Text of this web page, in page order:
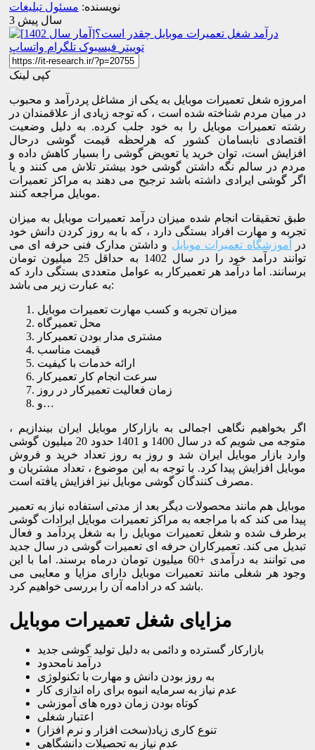
نویسنده: مسئول تبلیغات
3 سال پیش
توییتر فیسبوک تلگرام واتساپ
کپی لینک
امروزه شغل تعمیرات موبایل به یکی از مشاغل پردرآمد و محبوب
در میان مردم شناخته شده است ، که توجه زیادی از علاقمندان در
رشته تعمیرات موبایل را به خود جلب کرده. به دلیل وضعیت
اقتصادی نابسامان کشور که هرلحظه قیمت گوشی درحال
افزایش است، توان خرید یا تعویض گوشی را بسیار کاهش داده و
مردم در سالم نگه داشتن گوشی خود بیشتر تلاش می کنند و یا
اگر گوشی ایرادی داشته باشد ترجیح می دهند به مراکز تعمیرات
موبایل مراجعه کنند.
طبق تحقیقات انجام شده میزان درآمد تعمیرات موبایل به میزان
تجربه و مهارت افراد بستگی دارد ، که با به روز کردن دانش خود
در
آموزشگاه تعمیرات موبایل و داشتن مدارک فنی حرفه ای می
توانند درآمد خود را در سال 1402 به حداقل 25 میلیون تومان
برسانند. اما درآمد هر تعمیرکار به عوامل متعددی بستگی دارد که
به عبارت زیر می باشد:
میزان تجربه و کسب مهارت تعمیرات موبایل
محل تعمیرگاه
مشتری مدار بودن تعمیرکار
قیمت مناسب
ارائه خدمات با کیفیت
سرعت انجام کار تعمیرکار
زمان فعالیت تعمیرکار در روز
و…
اگر بخواهیم نگاهی اجمالی به بازارکار موبایل ایران بیندازیم ،
متوجه می شویم که در سال 1400 و 1401 حدود 20 میلیون گوشی
وارد بازار موبایل ایران شد و روز به روز تعداد خرید و فروش
موبایل افزایش پیدا کرد. با توجه به این موضوع ، تعداد مشتریان و
مصرف کنندگان گوشی موبایل نیز افزایش یافته است.
موبایل هم مانند محصولات دیگر بعد از مدتی استفاده نیاز به تعمیر
پیدا می کند که با مراجعه به مراکز تعمیرات موبایل ایرادات گوشی
برطرف شده و شغل تعمیرات موبایل را به شغل پردآمد و فعال
تبدیل می کند. تعمیرکاران حرفه ای تعمیرات گوشی در سال جدید
می توانند به درآمدی +60 میلیون تومان درماه برسند. اما با این
وجود هر شغلی مانند تعمیرات موبایل دارای مزایا و معایبی می
باشد که در ادامه آن را بررسی خواهیم کرد.
مزایای شغل تعمیرات موبایل
بازارکار گسترده و دائمی به دلیل تولید گوشی جدید
درآمد نامحدود
به روز بودن دانش و مهارت با تکنولوژی
عدم نیاز به سرمایه انبوه برای راه اندازی کار
کوتاه بودن زمان دوره های آموزشی
اعتبار شغلی
تنوع کاری زیاد(سخت افزار و نرم افزار)
عدم نیاز به تحصیلات دانشگاهی